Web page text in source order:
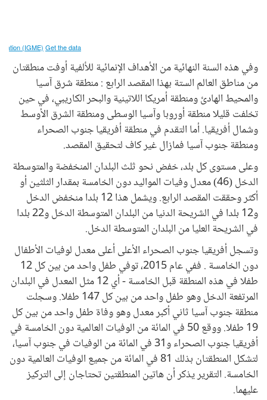
وفي هذه السنة النهائية من الأهداف الإنمائية للألفية أوفت منطقتان
من مناطق العالم الستة بهذا المقصد الرابع : منطقة شرق آسيا
والمحيط الهادئ ومنطقة أمريكا اللاتينية والبحر الكاريبي، في حين
تخلفت قليلا منطقة أوروبا وآسيا الوسطى ومنطقة الشرق الأوسط
وشمال أفريقيا. أما التقدم في منطقة أفريقيا جنوب الصحراء
ومنطقة جنوب آسيا فمازال غير كاف لتحقيق المقصد.
وعلى مستوى كل بلد، خفض نحو ثلث البلدان المنخفضة والمتوسطة
الدخل (46) معدل وفيات المواليد دون الخامسة بمقدار الثلثين أو
أكثر وحققت المقصد الرابع. ويشمل هذا 12 بلدا منخفض الدخل
و12 بلدا في الشريحة الدنيا من البلدان المتوسطة الدخل و22 بلدا
في الشريحة العليا من البلدان المتوسطة الدخل.
وتسجل أفريقيا جنوب الصحراء الأعلى أعلى معدل لوفيات الأطفال
دون الخامسة . ففي عام 2015، توفي طفل واحد من بين كل 12
طفلا في هذه المنطقة قبل الخامسة - أي 12 مثل المعدل في البلدان
المرتفعة الدخل وهو طفل واحد من بين كل 147 طفلا. وسجلت
منطقة جنوب آسيا ثاني أكبر معدل وهو وفاة طفل واحد من بين كل
19 طفلا. ووقع 50 في المائة من الوفيات العالمية دون الخامسة في
أفريقيا جنوب الصحراء و31 في المائة من الوفيات في جنوب آسيا،
لتشكل المنطقتان بذلك 81 في المائة من جميع الوفيات العالمية دون
الخامسة. التقرير يذكر أن هاتين المنطقتين تحتاجان إلى التركيز
عليهما.